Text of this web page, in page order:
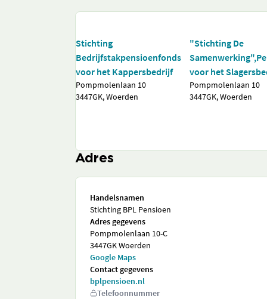
Stichting
Bedrijfstakpensioenfonds
voor het Kappersbedrijf
Pompmolenlaan 10
3447GK, Woerden
"Stichting De
voor het
Pompmolenlaan 10
3447GK, Woerden
Adres
Handelsnamen
Stichting BPL Pensioen
Adres gegevens
Pompmolenlaan 10-C
3447GK Woerden
Google Maps
Contact gegevens
bplpensioen.nl
Telefoonnummer